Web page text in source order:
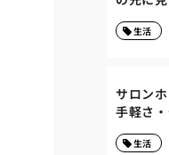
生活
サロン
手軽さ
生活